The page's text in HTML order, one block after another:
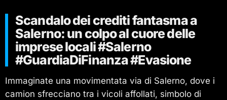
Scandalo dei crediti fantasma a
Salerno: un colpo al cuore delle
imprese locali #Salerno
#GuardiaDiFinanza #Evasione
Immaginate una movimentata via di Salerno, dove i
camion sfrecciano tra i vicoli affollati, simbolo di